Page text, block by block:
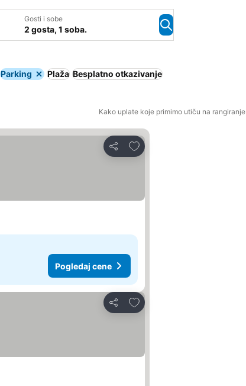
Gosti i sobe
2 gosta, 1 soba.
Parking Plaža Besplatno otkazivanje
Kako uplate koje primimo utiču na rangiranje
Deli
Dodati u favorite
Pogledaj cene
Deli
Dodati u favorite